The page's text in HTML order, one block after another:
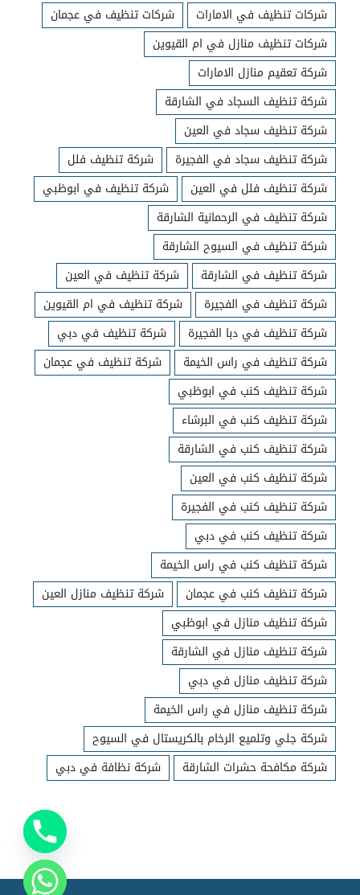
شركات تنظيف في الامارات
شركات تنظيف في عجمان
شركات تنظيف منازل في ام القيوين
شركة تعقيم منازل الامارات
شركة تنظيف السجاد في الشارقة
شركة تنظيف سجاد في العين
شركة تنظيف سجاد في الفجيرة
شركة تنظيف فلل
شركة تنظيف فلل في العين
شركة تنظيف في ابوظبي
شركة تنظيف في الرحمانية الشارقة
شركة تنظيف في السيوح الشارقة
شركة تنظيف في الشارقة
شركة تنظيف في العين
شركة تنظيف في الفجيرة
شركة تنظيف في ام القيوين
شركة تنظيف في دبا الفجيرة
شركة تنظيف في دبي
شركة تنظيف في راس الخيمة
شركة تنظيف في عجمان
شركة تنظيف كنب في ابوظبي
شركة تنظيف كنب في البرشاء
شركة تنظيف كنب في الشارقة
شركة تنظيف كنب في العين
شركة تنظيف كنب في الفجيرة
شركة تنظيف كنب في دبي
شركة تنظيف كنب في راس الخيمة
شركة تنظيف كنب في عجمان
شركة تنظيف منازل العين
شركة تنظيف منازل في ابوظبي
شركة تنظيف منازل في الشارقة
شركة تنظيف منازل في دبي
شركة تنظيف منازل في راس الخيمة
شركة جلي وتلميع الرخام بالكريستال في السيوح
شركة مكافحة حشرات الشارقة
شركة نظافة في دبي